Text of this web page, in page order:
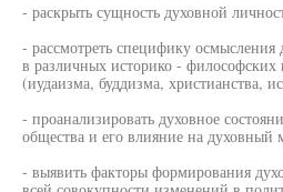
- раскрыть сущность духовной
- рассмотреть специфику осмысления
в различных историко -
(иудаизма, буддизма, христианства,
- проанализировать духовное
общества и его влияние на духовный
- выявить факторы формирования